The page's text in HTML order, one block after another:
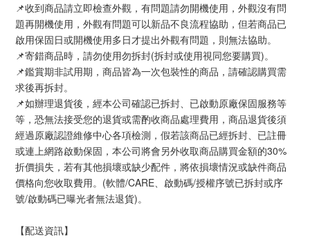
📌收到商品請立即檢查外觀，有問題請勿開機使用，外觀沒有問
題再開機使用，外觀有問題可以新品不良流程協助，但若商品已
啟用保固日或開機使用多日才提出外觀有問題，則無法協助。
📌寄錯商品時，請勿使用勿拆封(拆封或使用視同您要購買)。
📌鑑賞期非試用期，商品皆為一次包裝性的商品，請確認購買需
求後再拆封。
📌如辦理退貨後，經本公司確認已拆封、已啟動原廠保固服務等
等，恐無法接受您的退貨或需酌收商品處理費用，商品退貨後須
經過原廠認證維修中心各項檢測，假若該商品已經拆封、已註冊
或連上網路啟動保固，本公司將會另外收取商品購買金額的30%
折價損失，若有其他損壞或缺少配件，將依損壞情況或缺件商品
價格向您收取費用。(軟體/CARE、啟動碼/授權序號已拆封或序
號/啟動碼已曝光者無法退貨)。
【配送資訊】